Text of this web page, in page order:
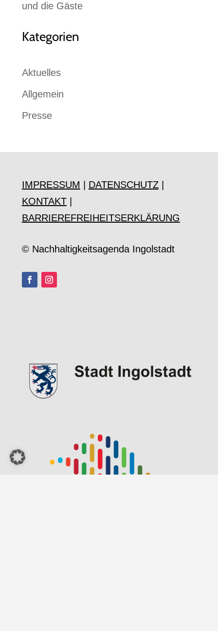
und die Gäste
Kategorien
Aktuelles
Allgemein
Presse
IMPRESSUM DATENSCHUTZ|
KONTAKT
BARRIEREFREIHEITSERKLÄRUNG
© Nachhaltigkeitsagenda Ingolstadt